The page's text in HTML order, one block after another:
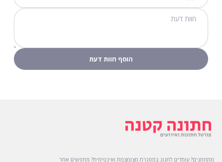
מתחתנים? עומדים לחגוג במסגרת מצומצמת ואינטימית? מחפשים אחר